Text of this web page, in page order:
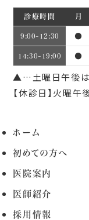
診療時間 月
9:00~12:30 ●
14:30~19:00 ●
▲…土曜日午後
【休診日】火曜午
ホーム
初めての方へ
医院案内
医師紹介
採用情報